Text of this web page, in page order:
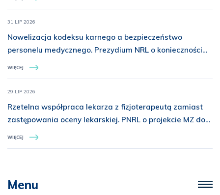
31 LIP 2026
Nowelizacja kodeksu karnego a bezpieczeństwo
personelu medycznego. Prezydium NRL o konieczności
rozszerzenia ochrony prawnej
WIĘCEJ
29 LIP 2026
Rzetelna współpraca lekarza z fizjoterapeutą zamiast
zastępowania oceny lekarskiej. PNRL o projekcie MZ dot.
świadczeń z zakresu rehabilitacji medycznej
WIĘCEJ
Menu